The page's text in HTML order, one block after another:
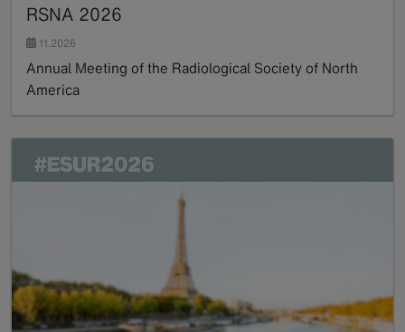
RSNA 2026
11.2026
Annual Meeting of the Radiological Society of North
America